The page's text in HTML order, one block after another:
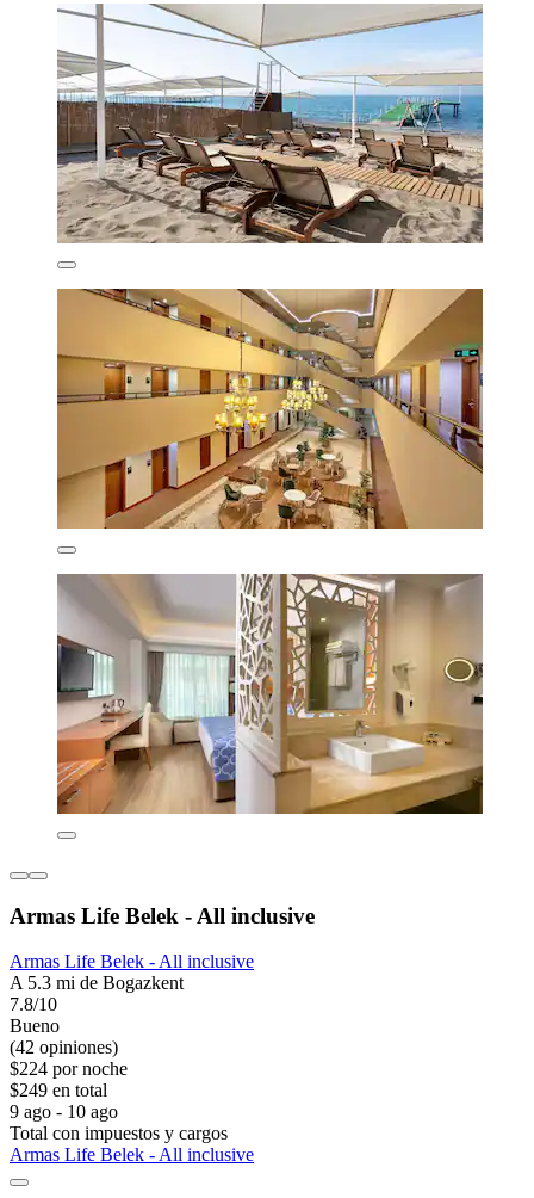
Armas Life Belek - All inclusive
Armas Life Belek - All inclusive
A 5.3 mi de Bogazkent
7.8/10
Bueno
(42 opiniones)
$224 por noche
$249 en total
9 ago - 10 ago
Total con impuestos y cargos
Armas Life Belek - All inclusive